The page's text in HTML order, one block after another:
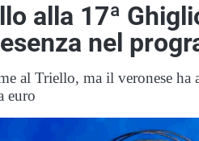
alla 17ª
nel
al Triello, ma il veronese
euro